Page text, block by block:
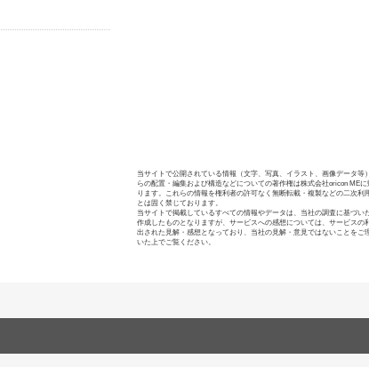
当サイトで公開されている情報（文字、写真、イラスト、画像データ等
らの配置・編集および構造などについての著作権は株式会社oricon ME
ります。これらの情報を権利者の許可なく無断転載・複製などの二次利
とは固く禁じております。
当サイトで掲載しているすべての情報やデータは、当社の調査に基づい
作成したものとなりますが、サービスへの感想については、サービスの
出された見解・感想となっており、当社の見解・意見ではないことをご
いた上でご覧ください。